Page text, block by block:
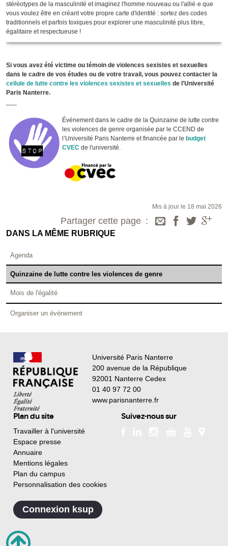
stéréotypes de la masculinité et imaginez l'homme nouveau ou l'allié·e que
vous voulez être en créant votre propre carte d'identité : sortez des codes
traditionnels et parfois toxiques pour explorer une masculinité plus libre,
égalitaire et respectueuse !
Si vous avez été victime ou témoin de violences sexistes et sexuelles
dans le cadre de vos études ou de votre travail, vous pouvez contacter la
cellule de lutte contre les violences sexistes et sexuelles de l'Université
Paris Nanterre.
Événement dans le cadre de la Quinzaine de lutte contre
les violences de genre organisée par le CCEND de
l’Université Paris Nanterre et financée par le budget
CVEC de l'université.
Mis à jour le 18 mai 2026
Partager cette page
DANS LA MÊME RUBRIQUE
Agenda
Quinzaine de lutte contre les violences de genre
Mois de l'égalité
Organiser un événement
Université Paris Nanterre
200 avenue de la République
92001 Nanterre Cedex
01 40 97 72 00
www.parisnanterre.fr
Plan du site
Travailler à l'université
Espace presse
Annuaire
Mentions légales
Plan du campus
Personnalisation des cookies
Suivez-nous sur
Connexion ksup